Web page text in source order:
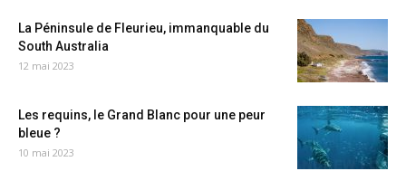
La Péninsule de Fleurieu, immanquable du
South Australia
12 mai 2023
Les requins, le Grand Blanc pour une peur
bleue ?
10 mai 2023